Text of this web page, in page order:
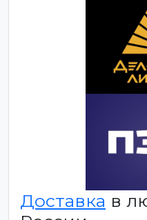
Доставка в